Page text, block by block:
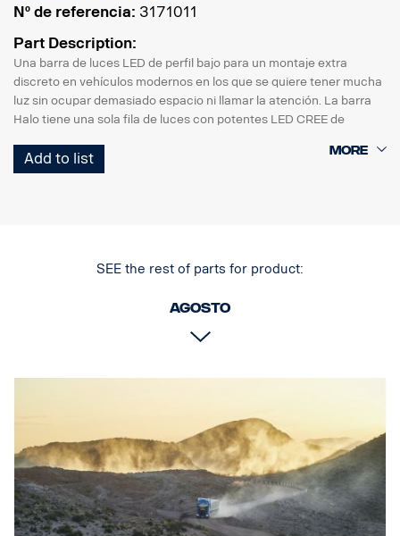
Nº de referencia: 3171011
Part Description:
Una barra de luces LED de perfil bajo para un montaje extra
discreto en vehículos modernos en los que se quiere tener mucha
luz sin ocupar demasiado espacio ni llamar la atención. La barra
Halo tiene una sola fila de luces con potentes LED CREE de
reflectores.
* Construcción resistente: puede soportar vibraciones de hasta
* Filtro de interferencias CEM incorporado (CISPR 25): no afecta a
* Control activo de la temperatura con Prime Drive y ETM.
* Resistencia al agua IP68/IP69K.
* Temperatura probada de -40 °C a +80 °C.
* Cableado del relé incluido.
* Pies de montaje incluidos, soportes laterales opcionales
* Efecto halo en un cable independiente.
DATOS:
Marca E, tensión: 9-32 V, Patrón de luz: 10 ° punto
Add to list
SEE the rest of parts for product:
Agosto